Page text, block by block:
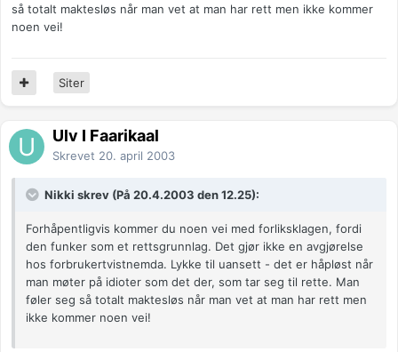
så totalt maktesløs når man vet at man har rett men ikke kommer
noen vei!
Siter
Ulv I Faarikaal
Skrevet 20. april 2003
Nikki skrev (På 20.4.2003 den 12.25):
Forhåpentligvis kommer du noen vei med forliksklagen, fordi
den funker som et rettsgrunnlag. Det gjør ikke en avgjørelse
hos forbrukertvistnemda. Lykke til uansett - det er håpløst når
man møter på idioter som det der, som tar seg til rette. Man
føler seg så totalt maktesløs når man vet at man har rett men
ikke kommer noen vei!